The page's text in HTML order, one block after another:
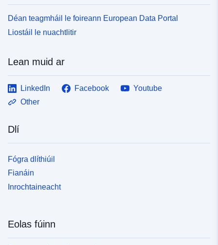
Déan teagmháil le foireann European Data Portal
Liostáil le nuachtlitir
Lean muid ar
LinkedIn Facebook
Youtube
Other
Dlí
Fógra dlíthiúil
Fianáin
Inrochtaineacht
Eolas fúinn